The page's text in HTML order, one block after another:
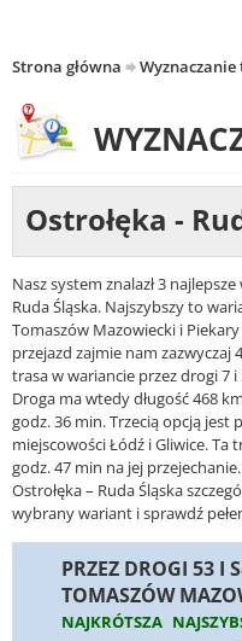
Strona główna Wyznaczanie
Ostrołęka -
Nasz system znalazł 3
Ruda Śląska. Najszybszy to
Tomaszów Mazowiecki i
przejazd zajmie nam zazwyczaj
trasa w wariancie przez drogi 7
Droga ma wtedy długość 468
godz. 36 min. Trzecią opcją jest
miejscowości Łódź i Gliwice. Ta
godz. 47 min na jej
Ostrołęka – Ruda Śląska
wybrany wariant i sprawdź
PRZEZ DROGI 53 I
TOMASZÓW
NAJKRÓTSZA